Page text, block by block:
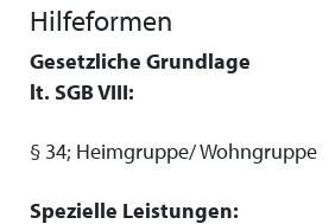
Hilfeformen
Gesetzliche Grundlage
lt. SGB VIII:
§ 34; Heimgruppe/ Wohngruppe
Spezielle Leistungen: